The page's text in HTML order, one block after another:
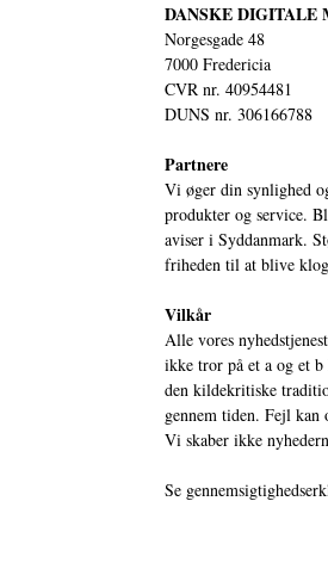
DANSKE DIGITALE
Norgesgade 48
7000 Fredericia
CVR nr. 40954481
DUNS nr. 306166788
Partnere
Vi øger din synlighed
produkter og service.
aviser i Syddanmark.
friheden til at blive
Vilkår
Alle vores
ikke tror på et a og et
den kildekritiske
gennem tiden. Fejl
Vi skaber ikke
Se